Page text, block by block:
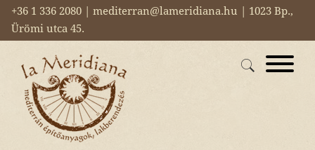
+36 1 336 2080 | mediterran@lameridiana.hu | 1023 Bp.,
Ürömi utca 45.